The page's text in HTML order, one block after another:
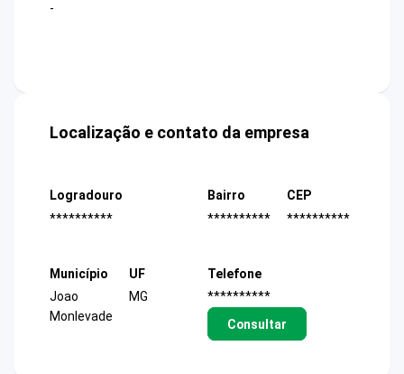
-
Localização e contato da empresa
Logradouro
**********
Bairro
**********
CEP
**********
Município
Joao
Monlevade
UF
MG
Telefone
**********
Consultar